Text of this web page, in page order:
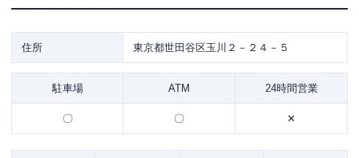
住所 東京都世田谷区玉川２－２４－５
駐車場 ATM 24時間営業
〇 〇 ✕